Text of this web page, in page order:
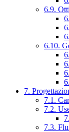
6.9.
6.10.
7.
7.1.
7.2.
7.3.